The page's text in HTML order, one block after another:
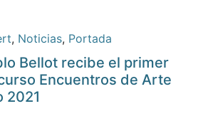
, Noticias, Portada
Bellot recibe el primer
Encuentros de Arte
2021